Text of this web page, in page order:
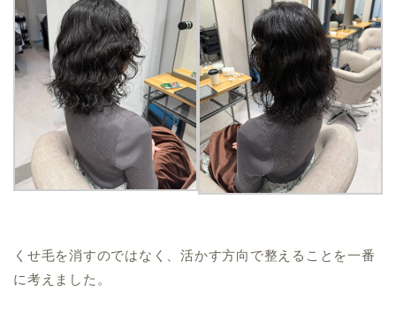
くせ毛を消すのではなく、活かす方向で整えることを一番
に考えました。